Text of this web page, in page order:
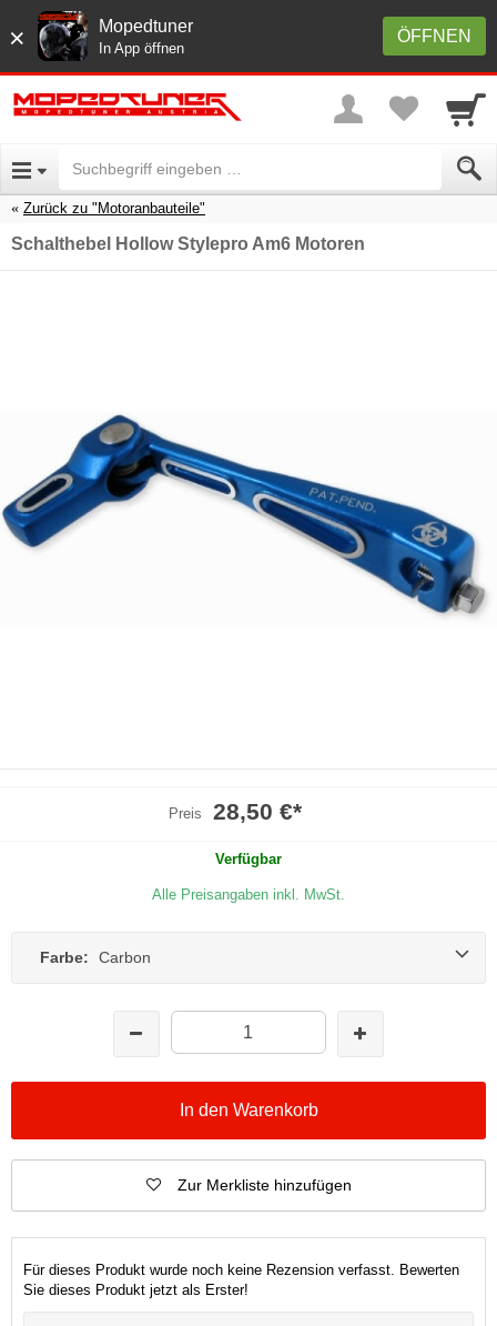
× ÖFFNEN
Mopedtuner
In App öffnen
Zurück zu "Motoranbauteile"
Schalthebel Hollow Stylepro Am6 Motoren
Preis 28,50 €*
Verfügbar
Alle Preisangaben inkl. MwSt.
Farbe: Carbon
In den Warenkorb
Zur Merkliste hinzufügen
Für dieses Produkt wurde noch keine Rezension verfasst. Bewerten
Sie dieses Produkt jetzt als Erster!